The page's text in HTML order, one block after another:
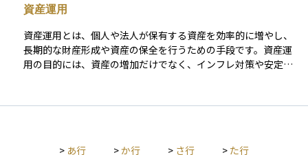
料などのコストが発生することにも注意が必要です。また、投
資信託ごとに運用方針やリスクの水準が異なり、運用の専門家
がその方針に基づいて投資先を選定し、資金を運用していきま
す。
資産運用
資産運用とは、個人や法人が保有する資産を効率的に増やし、
長期的な財産形成や資産の保全を行うための手段です。資産運
用の目的には、資産の増加だけでなく、インフレ対策や安定し
められます。 資産運用の手段には、株式、債券、不動産、投資
プライベートエクイティなどのオルタナティブ投資もありま
> あ行 >か行 > さ行 > た行